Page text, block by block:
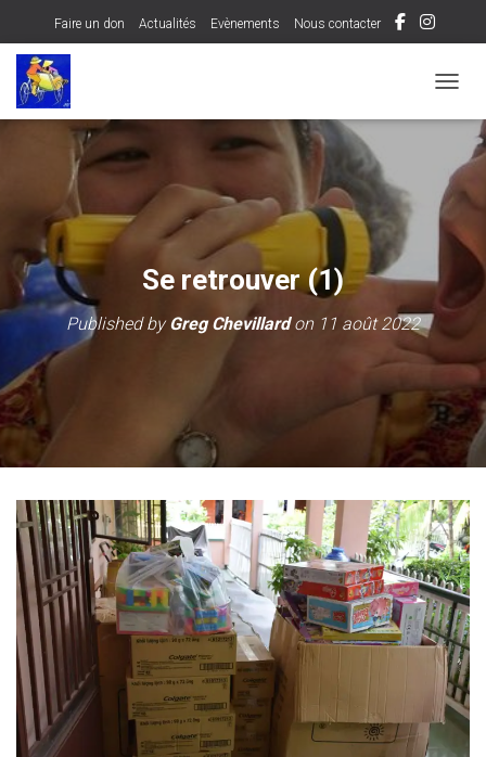
Faire un don Actualités Evènements Nous contacter
Se retrouver (1)
Published byGreg Chevillardon 11 août 2022